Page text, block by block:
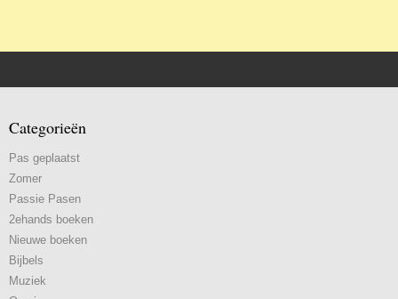
Categorieën
Pas geplaatst
Zomer
Passie Pasen
2ehands boeken
Nieuwe boeken
Bijbels
Muziek